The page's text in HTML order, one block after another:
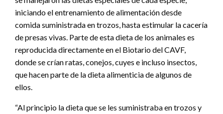
iniciando el entrenamiento de alimentación desde
comida suministrada en trozos, hasta estimular la cacería
de presas vivas. Parte de esta dieta de los animales es
reproducida directamente en el Biotario del CAVF,
donde se crían ratas, conejos, cuyes e incluso insectos,
que hacen parte de la dieta alimenticia de algunos de
ellos.
“Al principio la dieta que se les suministraba en trozos y